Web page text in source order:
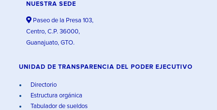
NUESTRA SEDE
Paseo de la Presa 103,
Centro, C.P. 36000,
Guanajuato, GTO.
UNIDAD DE TRANSPARENCIA DEL PODER EJECUTIVO
Directorio
Estructura orgánica
Tabulador de sueldos